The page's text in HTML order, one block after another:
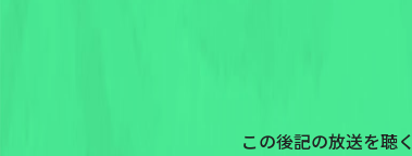
この後記の放送を聴く